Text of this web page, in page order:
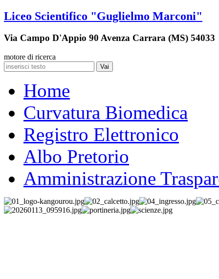
Liceo Scientifico "Guglielmo Marconi"
Via Campo D'Appio 90 Avenza Carrara (MS) 54033
motore di ricerca
Vai
Home
Curvatura Biomedica
Registro Elettronico
Albo Pretorio
Amministrazione